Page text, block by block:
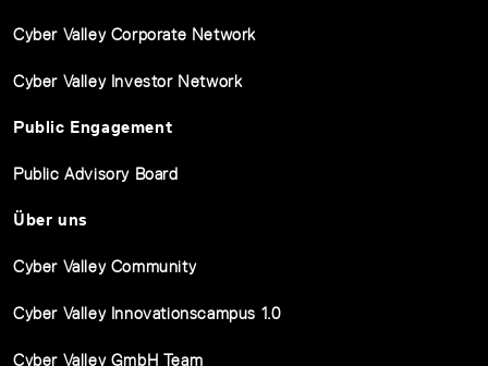
Cyber Valley Corporate Network
Cyber Valley Investor Network
Public Engagement
Public Advisory Board
Über uns
Cyber Valley Community
Cyber Valley Innovationscampus 1.0
Cyber Valley GmbH Team